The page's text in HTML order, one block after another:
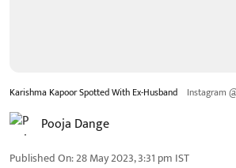
Karishma Kapoor Spotted With Ex-Husband Instagram
Pooja Dange
Published On:28 May 2023, 3:31 pm IST